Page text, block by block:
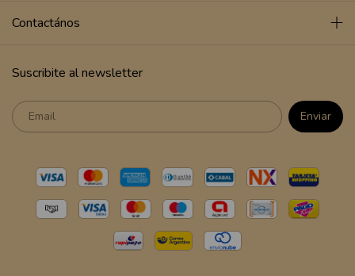
Contactános
Suscribite al newsletter